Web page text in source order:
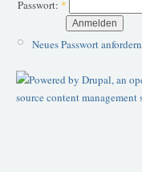
Passwort: *
Neues Passwort anfordern